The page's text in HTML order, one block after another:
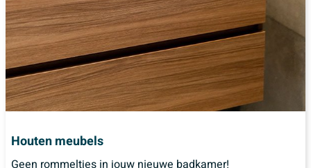
Houten meubels
Geen rommeltjes in jouw nieuwe badkamer!